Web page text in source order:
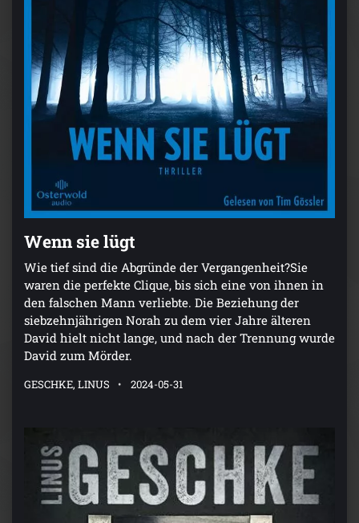
Wenn sie lügt
Wie tief sind die Abgründe der Vergangenheit?Sie
waren die perfekte Clique, bis sich eine von ihnen in
den falschen Mann verliebte. Die Beziehung der
siebzehnjährigen Norah zu dem vier Jahre älteren
David hielt nicht lange, und nach der Trennung wurde
David zum Mörder.
GESCHKE, LINUS 2024-05-31